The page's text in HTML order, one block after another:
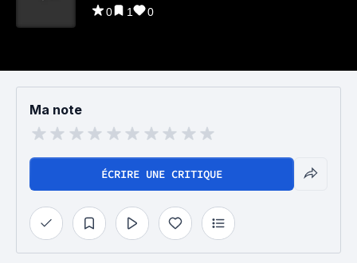
0 1 0
Ma note
ÉCRIRE UNE CRITIQUE